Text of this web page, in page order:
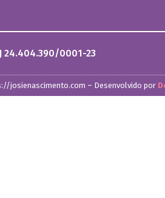
24.404.390/0001-23
josienascimento.com – Desenvolvido por